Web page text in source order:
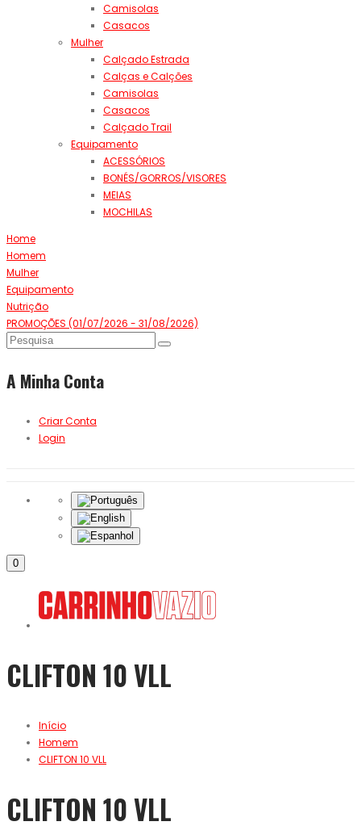
Camisolas
Casacos
Mulher
Calçado Estrada
Calças e Calções
Camisolas
Casacos
Calçado Trail
Equipamento
ACESSÓRIOS
BONÉS/GORROS/VISORES
MEIAS
MOCHILAS
Home
Homem
Mulher
Equipamento
Nutrição
PROMOÇÕES (01/07/2026 - 31/08/2026)
A Minha Conta
Criar Conta
Login
0
CLIFTON 10 VLL
Início
Homem
CLIFTON 10 VLL
CLIFTON 10 VLL